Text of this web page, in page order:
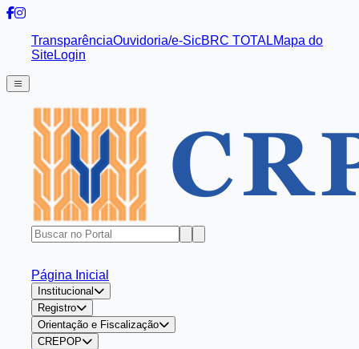
TransparênciaOuvidoria/e-SicBRC TOTALMapa do
SiteLogin
Página Inicial
Institucional
Registro
Orientação e Fiscalização
CREPOP